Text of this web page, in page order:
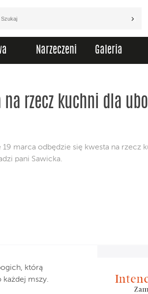
Narzeczeni Galeria
na rzecz kuchni dla
19 marca odbędzie się kwesta na rzecz
pani Sawicka.
którą
każdej mszy.